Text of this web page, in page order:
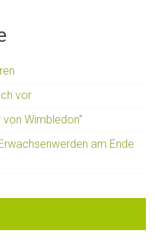
vor
von Wimbledon“
am Ende